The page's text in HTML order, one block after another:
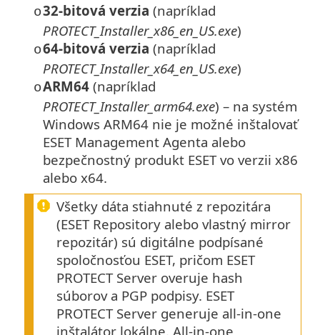
o32‑bitová verzia (napríklad
PROTECT_Installer_x86_en_US.exe)
o64‑bitová verzia (napríklad
PROTECT_Installer_x64_en_US.exe)
oARM64 (napríklad
PROTECT_Installer_arm64.exe) – na systém
Windows ARM64 nie je možné inštalovať
ESET Management Agenta alebo
bezpečnostný produkt ESET vo verzii x86
alebo x64.
Všetky dáta stiahnuté z repozitára
(ESET Repository alebo vlastný mirror
repozitár) sú digitálne podpísané
spoločnosťou ESET, pričom ESET
PROTECT Server overuje hash
súborov a PGP podpisy. ESET
PROTECT Server generuje all‑in‑one
inštalátor lokálne. All-in-one